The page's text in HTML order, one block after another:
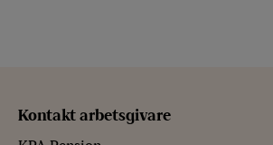
Kontakt arbetsgivare